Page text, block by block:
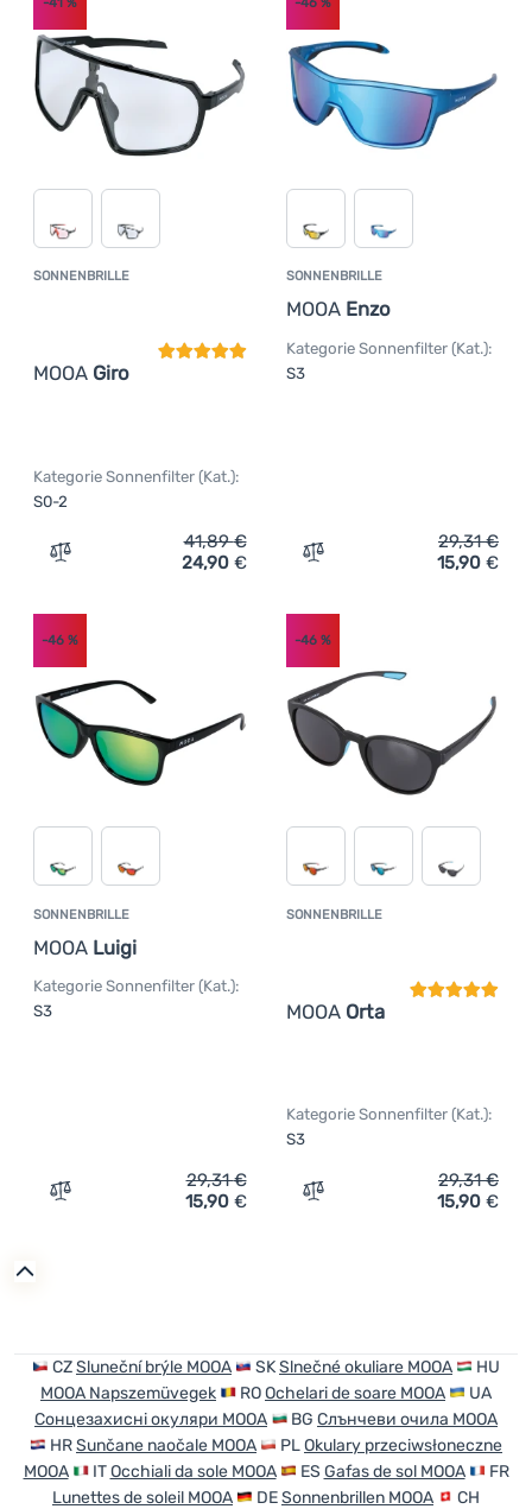
SONNENBRILLE
MOOA Giro
Kundenbewertung
Kategorie Sonnenfilter (Kat.):
S0-2
Zum Vergleich 'Sonnenbrille MOOA Giro' hinzufügen
41,89€
24,90 €
SONNENBRILLE
MOOA Enzo
Kategorie Sonnenfilter (Kat.):
S3
Zum Vergleich
29,31€
15,90 €
SONNENBRILLE
MOOA Luigi
-46 %
Kategorie Sonnenfilter (Kat.):
S3
Zum Vergleich 'Sonnenbrille MOOA Luigi' hinzufügen
29,31€
15,90 €
SONNENBRILLE
MOOA Orta
-46%
Kategorie Sonnenfilter (Kat.):
S3
Zum Vergleich
29,31€
15,90 €
CZSluneční brýle MOOA SKSlnečné okuliare MOOA
HU
MOOA Napszemüvegek
ROOchelari de soare MOOA
UA
Сонцезахисні окуляри MOOA
BG Слънчеви очила MOOA
HRSunčane naočale MOOA PLOkulary przeciwsłoneczne
MOOA
ITOcchiali da sole MOOA ES Gafas de sol MOOA
FR
Lunettes de soleil MOOA
DESonnenbrillen MOOA
CH